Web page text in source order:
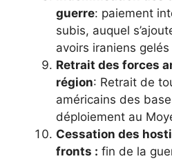
guerre: paiement
subis, auquel
avoirs iraniens gelés
Retrait des forces
région: Retrait de
américains des
déploiement au
Cessation des
fronts : fin de la